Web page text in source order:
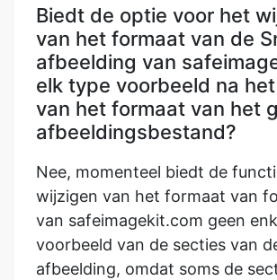
Biedt de optie voor het
van het formaat van de
afbeelding van
elk type voorbeeld na
van het formaat van het
afbeeldingsbestand?
Nee, momenteel biedt de
wijzigen van het formaat van
van safeimagekit.com geen
voorbeeld van de secties van
afbeelding, omdat soms de